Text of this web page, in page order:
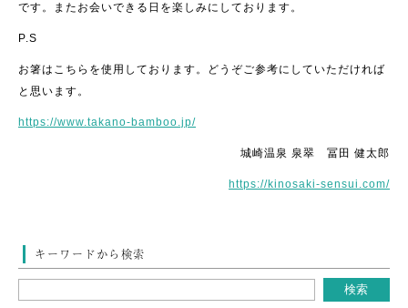
です。またお会いできる日を楽しみにしております。
P.S
お箸はこちらを使用しております。どうぞご参考にしていただければ
と思います。
https://www.takano-bamboo.jp/
城崎温泉 泉翠 冨田 健太郎
https://kinosaki-sensui.com/
キーワードから検索